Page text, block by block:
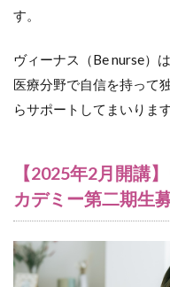
す。
ヴィーナス（Be nurse）
医療分野で自信を持って
らサポートしてまいりま
【2025年2月開講
カデミー第二期生